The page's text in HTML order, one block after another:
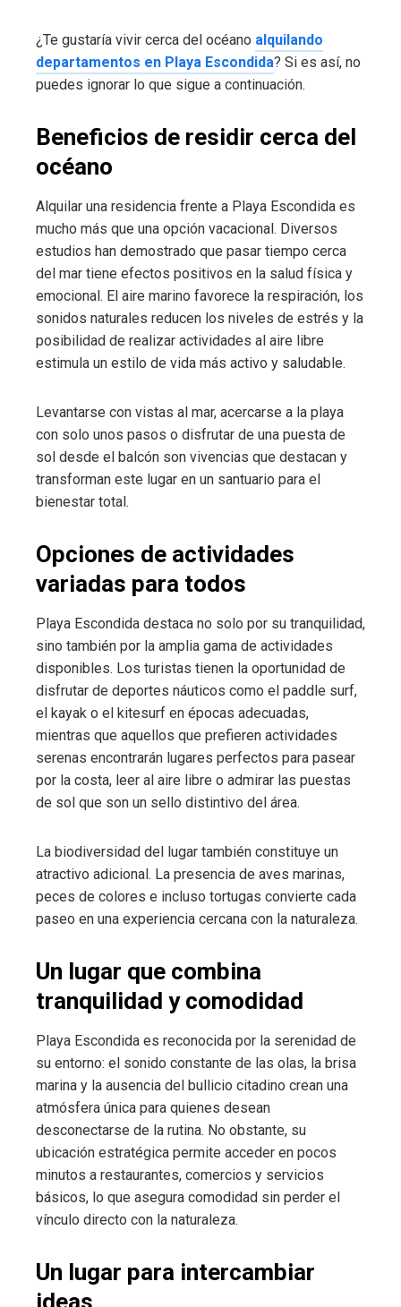
¿Te gustaría vivir cerca del océano alquilando
departamentos en Playa Escondida? Si es así, no
puedes ignorar lo que sigue a continuación.
Beneficios de residir cerca del
océano
Alquilar una residencia frente a Playa Escondida es
mucho más que una opción vacacional. Diversos
estudios han demostrado que pasar tiempo cerca
del mar tiene efectos positivos en la salud física y
emocional. El aire marino favorece la respiración, los
sonidos naturales reducen los niveles de estrés y la
posibilidad de realizar actividades al aire libre
estimula un estilo de vida más activo y saludable.
Levantarse con vistas al mar, acercarse a la playa
con solo unos pasos o disfrutar de una puesta de
sol desde el balcón son vivencias que destacan y
transforman este lugar en un santuario para el
bienestar total.
Opciones de actividades
variadas para todos
Playa Escondida destaca no solo por su tranquilidad,
sino también por la amplia gama de actividades
disponibles. Los turistas tienen la oportunidad de
disfrutar de deportes náuticos como el paddle surf,
el kayak o el kitesurf en épocas adecuadas,
mientras que aquellos que prefieren actividades
serenas encontrarán lugares perfectos para pasear
por la costa, leer al aire libre o admirar las puestas
de sol que son un sello distintivo del área.
La biodiversidad del lugar también constituye un
atractivo adicional. La presencia de aves marinas,
peces de colores e incluso tortugas convierte cada
paseo en una experiencia cercana con la naturaleza.
Un lugar que combina
tranquilidad y comodidad
Playa Escondida es reconocida por la serenidad de
su entorno: el sonido constante de las olas, la brisa
marina y la ausencia del bullicio citadino crean una
atmósfera única para quienes desean
desconectarse de la rutina. No obstante, su
ubicación estratégica permite acceder en pocos
minutos a restaurantes, comercios y servicios
básicos, lo que asegura comodidad sin perder el
vínculo directo con la naturaleza.
Un lugar para intercambiar
ideas